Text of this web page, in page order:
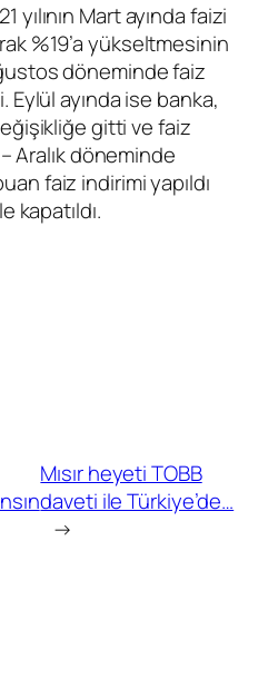
yılının Mart ayında faizi
%19’a yükseltmesinin
döneminde faiz
Eylül ayında ise banka,
gitti ve faiz
Aralık döneminde
faiz indirimi yapıldı
kapatıldı.
Mısır heyeti TOBB
daveti ile Türkiye’de…
→